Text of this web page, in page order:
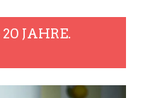
JAHRE.